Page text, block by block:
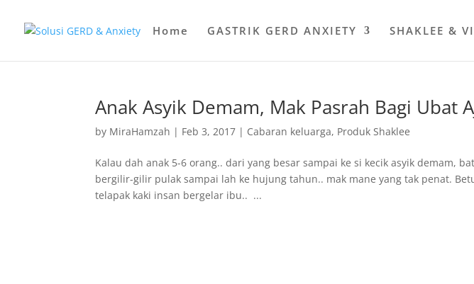
Home GASTRIK GERD ANXIETY SHAKLEE &
Anak Asyik Demam, Mak Pasrah Bagi Ubat
by MiraHamzah | Feb 3, 2017 | Cabaran keluarga, Produk Shaklee
Kalau dah anak 5-6 orang.. dari yang besar sampai ke si kecik asyik demam,
bergilir-gilir pulak sampai lah ke hujung tahun.. mak mane yang tak penat.
telapak kaki insan bergelar ibu.. ...